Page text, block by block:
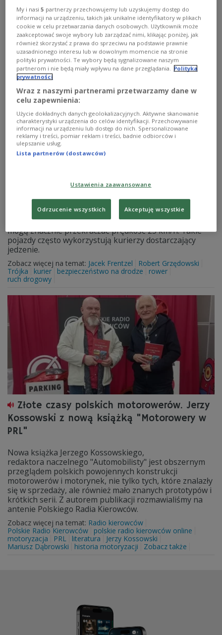
kierujących rowerami elektrycznymi w Warszawie.
Stołeczna drogówka skontrolowała 210 pojazdów - jak
napisała - z napędem elektrycznym, o wyglądzie roweru.
Zobacz więcej na temat:rower rower elektryczny
policja
Warszawa kontrola
chodnikach i ścieżkach rowerowych
Po drogach rowerowych i chodnikach porusza się coraz
więcej pojazdów, które nie spełniają definicji roweru i
mogą znacznie przekraczać prędkość 25 km/h. Takie
pojazdy często wykorzystują kurierzy dostarczający
jedzenie.
Zobacz więcej na temat: Jacek Frentzel
Robert Grzędowski
Trójka
kurier bezpieczeństwo na drodze
rower
ruch drogowy
Złote czasy polskich motorowerów. Jerzy
Kossowski z nową książką "Motorowery w
PRL"
Nowa książka Jerzego Kossowskiego,
redaktora naczelnego "Automobilisty" jest obszernym
przeglądem polskich powojennych konstrukcji
motorowerów i motorynek, nie tylko tych, które znalazły
się w sprzedaży, ale również mało znanych prototypów i
krótkich serii. Z autorem publikacji rozmawialiśmy na
antenie Polskiego Radia Kierowców.
Zobacz więcej na temat: Radio kierowców
Polskie Radio Kierowców
polskie radio kierowców online
motoryzacja
PRL literatura
Jerzy Kossowski
Mariusz Dąbrowski
historia motoryzacji Zobacz także
My i nasi5 partnerzy przechowujemy lub uzyskujemy dostęp do
informacji na urządzeniu, takich jak unikalne identyfikatory w plikach
cookie w celu przetwarzania danych osobowych. Użytkownik może
zaakceptować swoje wybory lub zarządzać nimi, klikając poniżej, jak
również skorzystać z prawa do sprzeciwu na podstawie prawnie
uzasadnionego interesu lub w dowolnym momencie na stronie
polityki prywatności. Te wybory będą sygnalizowane naszym
partnerom i nie będą miały wpływu na dane przeglądania.
Polityka
prywatności
Wraz z naszymi partnerami przetwarzamy dane w
celu zapewnienia:
Użycie dokładnych danych geolokalizacyjnych. Aktywne skanowanie
charakterystyki urządzenia do celów identyfikacji. Przechowywanie
informacji na urządzeniu lub dostęp do nich. Spersonalizowane
reklamy i treści, pomiar reklam i treści, badnie odbiorców i
ulepszanie usług.
Lista partnerów (dostawców)
Ustawienia zaawansowane
Odrzucenie wszystkich Akceptuję wszystkie